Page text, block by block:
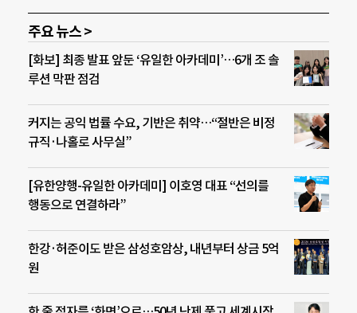
주요 뉴스 >
[화보] 최종 발표 앞둔 ‘유일한 아카데미’…6개 조 솔
루션 막판 점검
커지는 공익 법률 수요, 기반은 취약…“절반은 비정
규직·나홀로 사무실”
[유한양행-유일한 아카데미] 이호영 대표 “선의를
행동으로 연결하라”
한강·허준이도 받은 삼성호암상, 내년부터 상금 5억
원